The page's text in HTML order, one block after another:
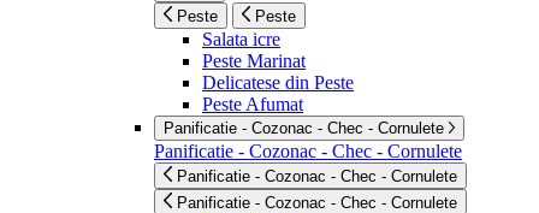
Peste Peste
Salata icre
Peste Marinat
Delicatese din Peste
Peste Afumat
Panificatie - Cozonac - Chec - Cornulete
Panificatie - Cozonac - Chec - Cornulete
Panificatie - Cozonac - Chec - Cornulete
Panificatie - Cozonac - Chec - Cornulete